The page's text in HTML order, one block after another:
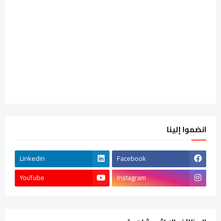
انضموا إلينا
Facebook
Linkedin
Instagram
YouTube